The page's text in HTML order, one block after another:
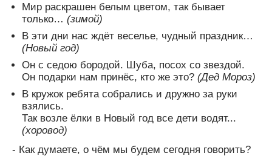
Мир раскрашен белым цветом, так бывает
только… (зимой)
В эти дни нас ждёт веселье, чудный праздник…
(Новый год)
Он с седою бородой. Шуба, посох со звездой.
Он подарки нам принёс, кто же это? (Дед Мороз)
В кружок ребята собрались и дружно за руки
взялись.
Так возле ёлки в Новый год все дети водят...
(хоровод)
- Как думаете, о чём мы будем сегодня говорить?